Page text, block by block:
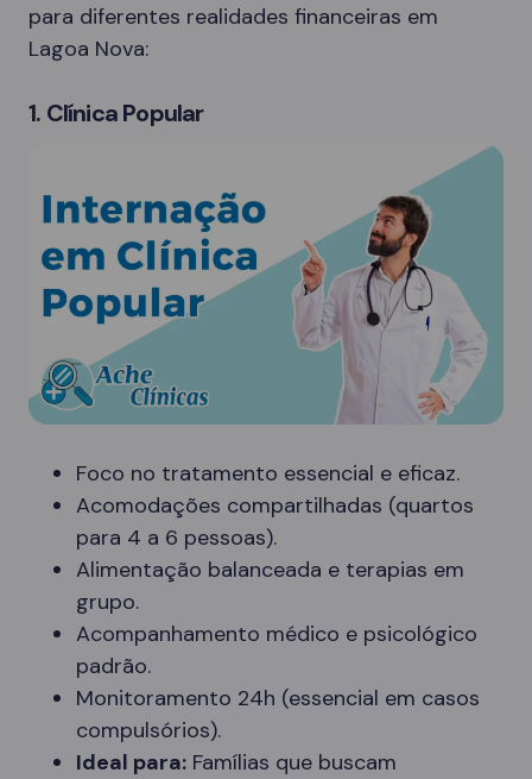
para diferentes realidades financeiras em
Lagoa Nova:
1. Clínica Popular
Foco no tratamento essencial e eficaz.
Acomodações compartilhadas (quartos
para 4 a 6 pessoas).
Alimentação balanceada e terapias em
grupo.
Acompanhamento médico e psicológico
padrão.
Monitoramento 24h (essencial em casos
compulsórios).
Ideal para: Famílias que buscam